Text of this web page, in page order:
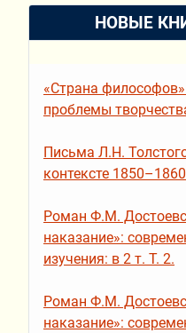
НОВЫЕ
«Страна
проблемы
Письма Л.Н.
контексте
Роман Ф.М.
наказание»:
изучения: в 2 т. Т. 2.
Роман Ф.М.
наказание»: